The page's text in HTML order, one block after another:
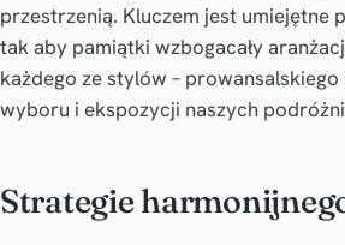
przestrzenią. Kluczem jest umiejętne
tak aby pamiątki wzbogacały
każdego ze stylów –
wyboru i ekspozycji naszych
Strategie